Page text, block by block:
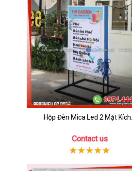
Hộp Đèn Mica Led 2 Mặt Kích...
Contact us